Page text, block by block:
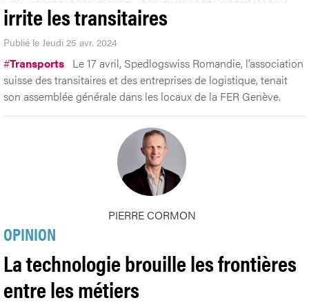
irrite les transitaires
Publié le Jeudi 25 avr. 2024
#Transports Le 17 avril, Spedlogswiss Romandie, l’association
suisse des transitaires et des entreprises de logistique, tenait
son assemblée générale dans les locaux de la FER Genève.
PIERRE CORMON
OPINION
La technologie brouille les frontières
entre les métiers